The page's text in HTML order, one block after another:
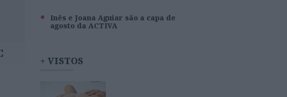
Inês e Joana Aguiar são a capa de
agosto da ACTIVA
+ VISTOS